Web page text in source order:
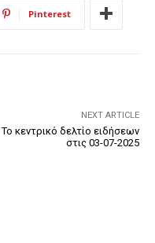
Pinterest
NEXT ARTICLE
Το κεντρικό δελτίο ειδήσεων
στις 03-07-2025